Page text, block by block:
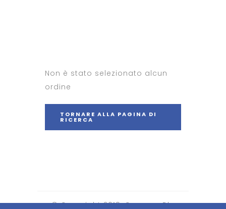
Non è stato selezionato alcun
ordine
TORNARE ALLA PAGINA DI
RICERCA
© Copyright 2019, Cumana Blu